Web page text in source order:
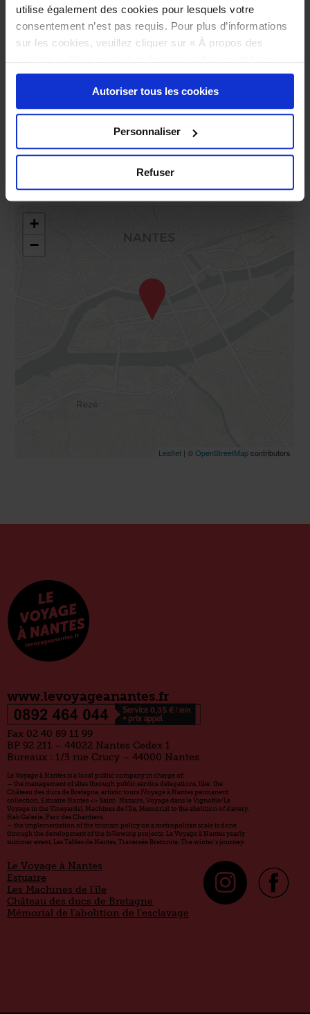
utilise également des cookies pour lesquels votre
consentement n’est pas requis. Pour plus d’informations
sur les cookies, veuillez cliquer sur « À propos des
sélectionner les cookies selon les finalités via l'onglet
« Détails ». À tout moment, vous pouvez modifier votre
choix en cliquant sur le lien « Cookies » en bas des
Autoriser tous les cookies
Personnaliser
Refuser
*
39 boulevard Gustave-Roch
44200 Nantes
www.calmarestaurant.fr
Get
there
www.levoyageanantes.fr
Fax 02 40 89 11 99
BP 92 211 – 44022 Nantes Cedex 1
Bureaux : 1/3 rue Crucy – 44000 Nantes
Le Voyage à Nantes is a local public company in charge of:
— the management of sites through public service delegations, like: the
Château des ducs de Bretagne, artistic tours (Voyage à Nantes permanent
collection, Estuaire Nantes <> Saint- Nazaire, Voyage dans le Vignoble/Le
Voyage in the Vineyards), Machines de l'île, Memorial to the abolition of slavery,
Hab Galerie, Parc des Chantiers.
— the implementation of the tourism policy on a metropolitan scale is done
through the development of the following projects: Le Voyage à Nantes yearly
summer event, Les Tables de Nantes, Traversée Bretonne, The winter’s journey.
Le Voyage à Nantes
Estuaire
Les Machines de l’île
Château des ducs de Bretagne
Mémorial de l’abolition de l’esclavage